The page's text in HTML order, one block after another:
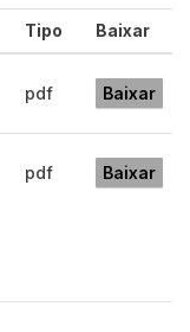
Tipo Baixar
pdf Baixar
pdf Baixar